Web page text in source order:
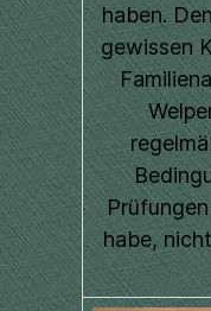
haben.
gewissen
habe,